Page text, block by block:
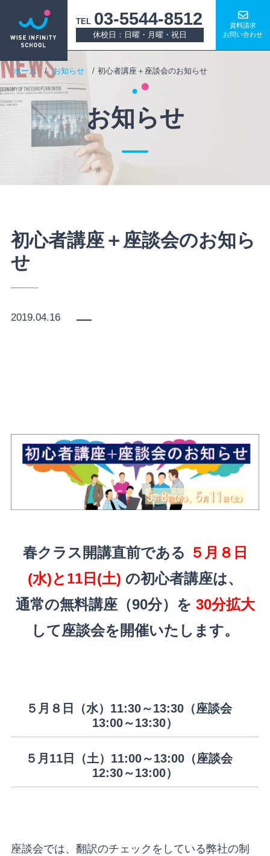
TEL 03-5544-8512
休校日：日曜・月曜・祝日
資料請求
お問い合わせ
ホーム お知らせ 初心者講座＋座談会のお知らせ
お知らせ
初心者講座＋座談会のお知ら
せ
2019.04.16
春クラス開講直前である ５月８日
(水)と11日(土) の初心者講座は、
通常の無料講座（90分）を 30分拡大
して座談会を開催いたします。
５月８日（水）11:30～13:30（座談会
13:00～13:30）
５月11日（土）11:00～13:00（座談会
12:30～13:00）
座談会では、翻訳のチェックをしている弊社の制